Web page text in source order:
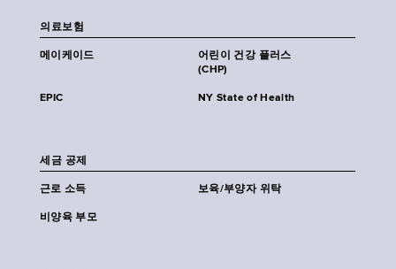
의료보험
메이케이드
어린이 건강 플러스
(CHP)
EPIC NY State of Health
세금 공제
근로 소득 보육/부양자 위탁
비양육 부모